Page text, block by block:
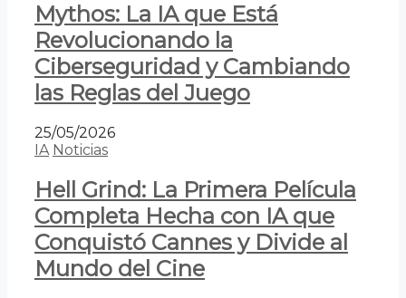
Mythos: La IA que Está
Revolucionando la
Ciberseguridad y Cambiando
las Reglas del Juego
25/05/2026
IA Noticias
Hell Grind: La Primera Película
Completa Hecha con IA que
Conquistó Cannes y Divide al
Mundo del Cine